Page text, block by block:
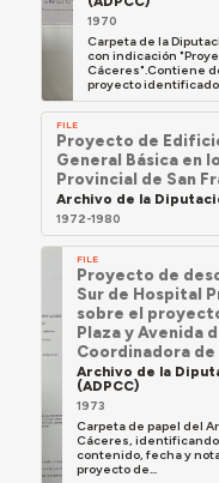
1970
Carpeta de la
con indicación
Cáceres".Contiene
proyecto
FILE
Proyecto de
General Básica en
Provincial de San
Archivo de la
1972-1980
FILE
Proyecto de
Sur de Hospital
sobre el
Plaza y Avenida
Coordinadora
Archivo de la
(ADPCC)
1973
Carpeta de papel del
Cáceres,
contenido, fecha y
proyecto de...